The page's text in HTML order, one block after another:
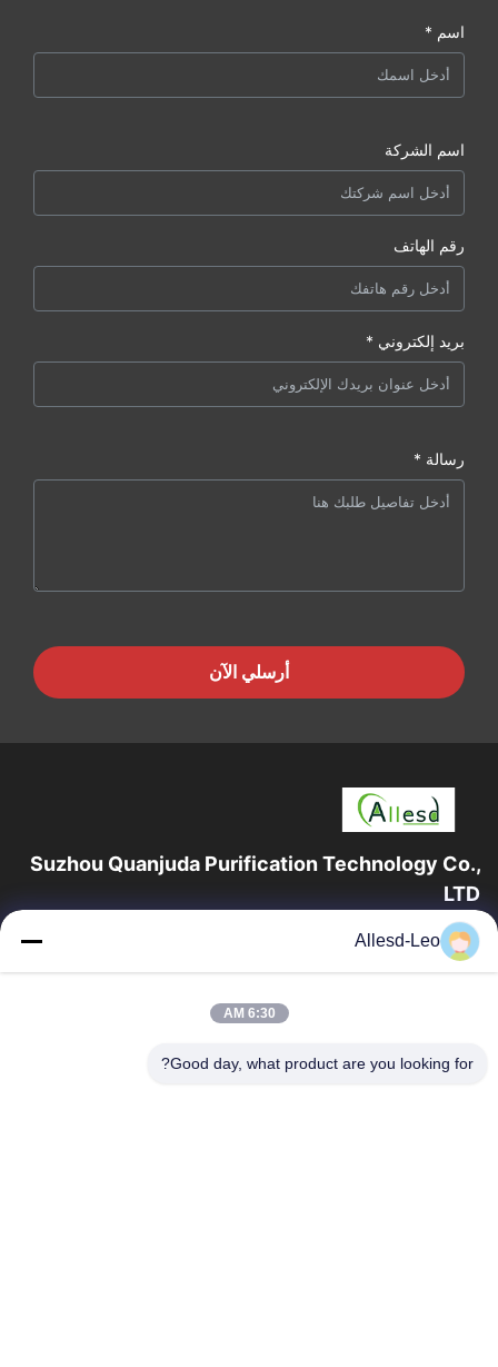
اسم *
اسم الشركة
رقم الهاتف
بريد إلكتروني *
رسالة *
أرسلي الآن
Suzhou Quanjuda Purification Technology Co.,
LTD
16 عامًا من الخبرة ، بصفتنا مصنعًا ومصدرًا رائدًا لمنتجات البيئة والتنمية
المستدامة وغرف الأبحاث ، فإننا نقدم مجموعة كاملة من معدات
الصفحة الرئيسية
منتجات
Allesd-Leo
6:30 AM
Good day, what product are you looking for?